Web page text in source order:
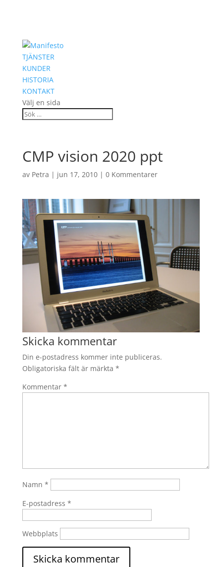
TJÄNSTER
KUNDER
HISTORIA
KONTAKT
Välj en sida
CMP vision 2020 ppt
av Petra | jun 17, 2010| 0 Kommentarer
Skicka kommentar
Din e-postadress kommer inte publiceras.
Obligatoriska fält är märkta *
Kommentar *
Namn *
E-postadress *
Webbplats